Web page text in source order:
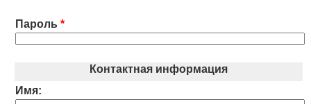
Пароль *
Контактная информация
Имя: